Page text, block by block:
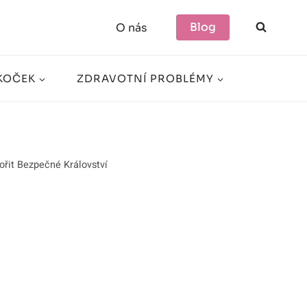
O nás Blog
ZDRAVOTNÍ PROBLÉMY
Bezpečné Království